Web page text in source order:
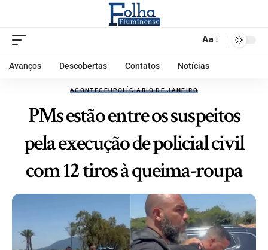
Aa
Avanços Descobertas Contatos Notícias
ACONTECEUPOLÍCIARIO DE JANEIRO
PMs estão entre os suspeitos
pela execução de policial civil
com 12 tiros à queima-roupa